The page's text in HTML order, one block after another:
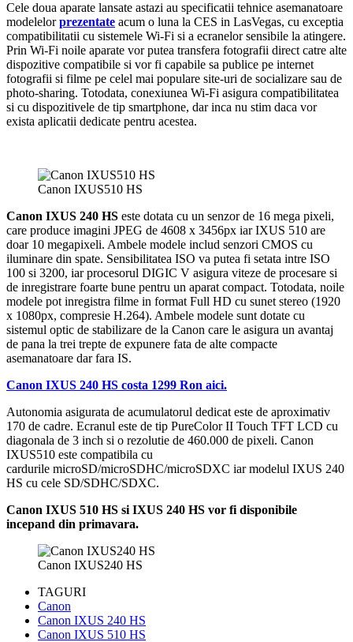
Cele doua aparate lansate astazi au specificatii tehnice asemanatoare
modelelorprezentate acum o luna la CES in LasVegas, cu exceptia
compatibilitatii cu sistemele Wi-Fi si a ecranelor sensibile la atingere.
Prin Wi-Fi noile aparate vor putea transfera fotografii direct catre alte
dispozitive compatibile si vor fi capabile sa publice pe internet
fotografii si filme pe celel mai populare site-uri de socializare sau de
photo-sharing. Totodata, conexiunea Wi-Fi asigura compatibilitatea
si cu dispozitivele de tip smartphone, dar inca nu stim daca vor
exista aplicatii dedicate pentru acestea.
Canon IXUS510 HS
Canon IXUS 240 HS este dotata cu un senzor de 16 mega pixeli,
care produce imagini JPEG de 4608 x 3456px iar IXUS 510 are
doar 10 megapixeli. Ambele modele includ senzori CMOS cu
iluminare din spate. Sensibilitatea ISO va putea fi setata intre ISO
100 si 3200, iar procesorul DIGIC V asigura viteze de procesare si
de inregistrare foarte bune pentru un aparat compact. Totodata, noile
modele pot inregistra filme in format Full HD cu sunet stereo (1920
x 1080px, compresie H.264). Ambele modele sunt dotate cu
sistemul optic de stabilizare de la Canon care le asigura un avantaj
de pana la trei trepte de expunere fata de alte compacte
asemanatoare dar fara IS.
Canon IXUS 240 HS costa 1299 Ron aici.
Autonomia asigurata de acumulatorul dedicat este de aproximativ
170 de cadre. Ecranul este de tip PureColor II Touch TFT LCD cu
diagonala de 3 inch si o rezolutie de 460.000 de pixeli. Canon
IXUS510 este compatibila cu
cardurile microSD/microSDHC/microSDXC iar modelul IXUS 240
HS cu cele SD/SDHC/SDXC.
Canon IXUS 510 HS si IXUS 240 HS vor fi disponibile
incepand din primavara.
Canon IXUS240 HS
TAGURI
Canon
Canon IXUS 240 HS
Canon IXUS 510 HS